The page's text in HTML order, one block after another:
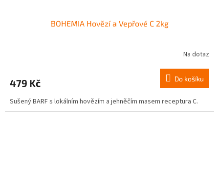
BOHEMIA Hovězí a Vepřové C 2kg
Na dotaz
479 Kč Do košíku
Sušený BARF s lokálním hovězím a jehněčím masem receptura C.